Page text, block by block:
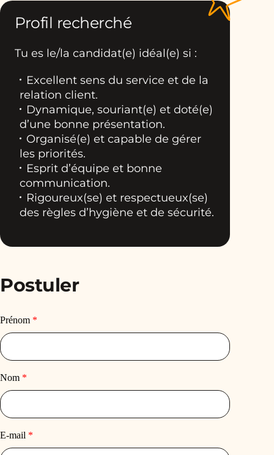
Profil recherché
Tu es le/la candidat(e) idéal(e) si :
Excellent sens du service et de la
relation client.
Dynamique, souriant(e) et doté(e)
d’une bonne présentation.
Organisé(e) et capable de gérer
les priorités.
Esprit d’équipe et bonne
communication.
Rigoureux(se) et respectueux(se)
des règles d’hygiène et de sécurité.
Postuler